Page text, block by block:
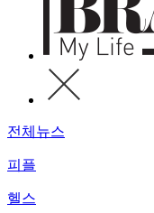
전체뉴스
피플
헬스